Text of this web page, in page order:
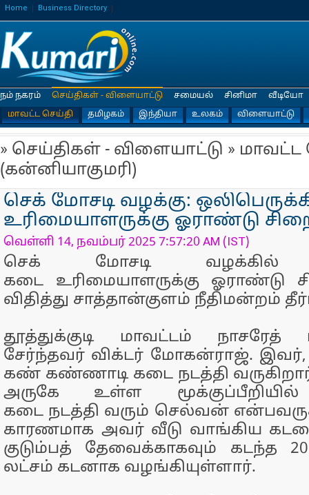
Home Business Directory
நம் நகரம்
செய்திகள் - விளையாட்டு
மாவட்ட செய்தி
தமிழகம் இந்தியா உலகம் விளையாட்டு
சமையல் சினிமா வீடியோ
» செய்திகள் - விளையாட்டு » மாவட்ட
(கன்னியாகுமரி)
செக் மோசடி வழக்கு:
உரிமையாளருக்கு ஓராண்டு
வெள்ளி 14, நவம்பர் 2025 7:57:20 AM (IST)
செக் மோசடி வழக்கில்
கடை உரிமையாளருக்கு
விதித்து சாத்தான்குளம் நீதிமன்றம்
தூத்துக்குடி மாவட்டம் நாசரேத்
சேர்ந்தவர் விக்டர் மோகன்ராஜ். இவர்,
கண் கண்ணாடி கடை நடத்தி
அருகே உள்ள மூக்குப்பீறியில்
கடை நடத்தி வரும் செல்வன்
காரணமாக அவர் வீடு வாங்கிய
குடும்பத் தேவைக்காகவும் கடந்த
லட்சம் கடனாக வழங்கியுள்ளார்.